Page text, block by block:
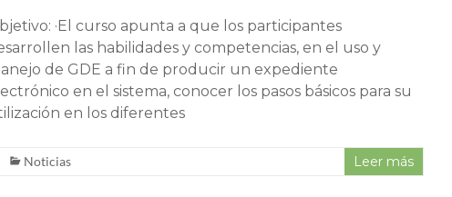
·El curso apunta a que los participantes
las habilidades y competencias, en el uso y
de GDE a fin de producir un expediente
en el sistema, conocer los pasos básicos para su
en los diferentes
Noticias Leer más